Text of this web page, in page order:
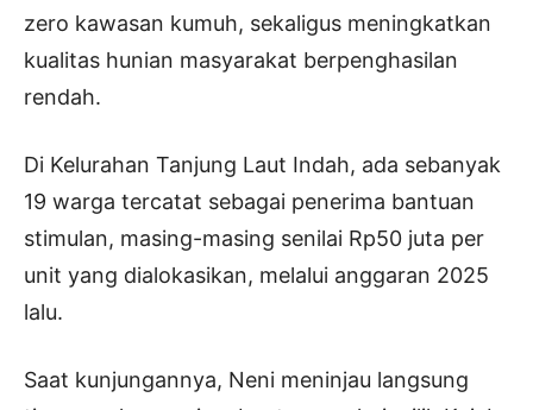
zero kawasan kumuh, sekaligus meningkatkan
kualitas hunian masyarakat berpenghasilan
rendah.
Di Kelurahan Tanjung Laut Indah, ada sebanyak
19 warga tercatat sebagai penerima bantuan
stimulan, masing-masing senilai Rp50 juta per
unit yang dialokasikan, melalui anggaran 2025
lalu.
Saat kunjungannya, Neni meninjau langsung